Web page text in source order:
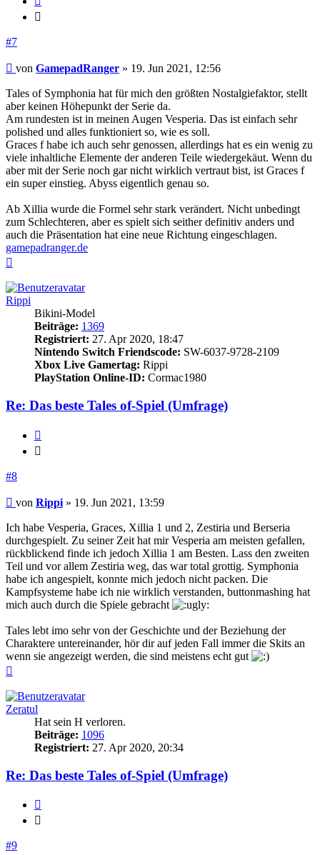
#7
Beitrag
von GamepadRanger » 19. Jun 2021, 12:56
Tales of Symphonia hat für mich den größten Nostalgiefaktor, stellt
aber keinen Höhepunkt der Serie da.
Am rundesten ist in meinen Augen Vesperia. Das ist einfach sehr
polished und alles funktioniert so, wie es soll.
Graces f habe ich auch sehr genossen, allerdings hat es ein wenig zu
viele inhaltliche Elemente der anderen Teile wiedergekäut. Wenn du
aber mit der Serie noch gar nicht wirklich vertraut bist, ist Graces f
ein super einstieg. Abyss eigentlich genau so.
Ab Xillia wurde die Formel sehr stark verändert. Nicht unbedingt
zum Schlechteren, aber es spielt sich seither definitiv anders und
auch die Präsentation hat eine neue Richtung eingeschlagen.
gamepadranger.de
Rippi
Bikini-Model
Beiträge: 1369
Registriert: 27. Apr 2020, 18:47
Nintendo Switch Friendscode: SW-6037-9728-2109
Xbox Live Gamertag: Rippi
PlayStation Online-ID: Cormac1980
Re: Das beste Tales of-Spiel (Umfrage)
#8
Beitrag
von Rippi » 19. Jun 2021, 13:59
Ich habe Vesperia, Graces, Xillia 1 und 2, Zestiria und Berseria
durchgespielt. Zu seiner Zeit hat mir Vesperia am meisten gefallen,
rückblickend finde ich jedoch Xillia 1 am Besten. Lass den zweiten
Teil und vor allem Zestiria weg, das war total grottig. Symphonia
habe ich angespielt, konnte mich jedoch nicht packen. Die
Kampfsysteme habe ich nie wirklich verstanden, buttonmashing hat
mich auch durch die Spiele gebracht
Tales lebt imo sehr von der Geschichte und der Beziehung der
Charaktere untereinander, hör dir auf jeden Fall immer die Skits an
wenn sie angezeigt werden, die sind meistens echt gut
Zeratul
Hat sein H verloren.
Beiträge: 1096
Registriert: 27. Apr 2020, 20:34
Re: Das beste Tales of-Spiel (Umfrage)
#9